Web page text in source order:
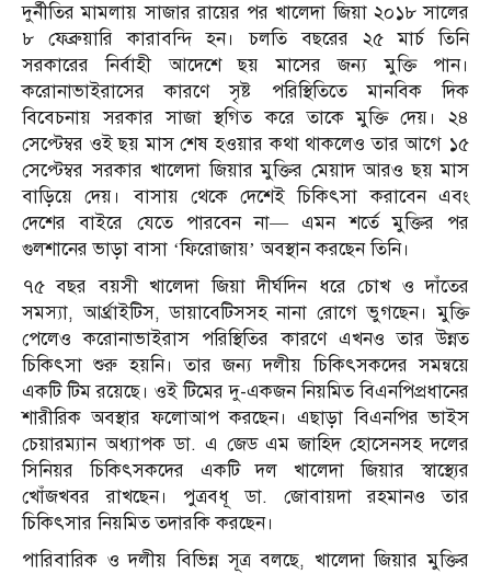
দুর্নীতির মামলায় সাজার রায়ের পর খালেদা জিয়া ২০১৮ সালের
৮ ফেব্রুয়ারি কারাবন্দি হন। চলতি বছরের ২৫ মার্চ তিনি
সরকারের নির্বাহী আদেশে ছয় মাসের জন্য মুক্তি পান।
করোনাভাইরাসের কারণে সৃষ্ট পরিস্থিতিতে মানবিক দিক
বিবেচনায় সরকার সাজা স্থগিত করে তাকে মুক্তি দেয়। ২৪
সেপ্টেম্বর ওই ছয় মাস শেষ হওয়ার কথা থাকলেও তার আগে ১৫
সেপ্টেম্বর সরকার খালেদা জিয়ার মুক্তির মেয়াদ আরও ছয় মাস
বাড়িয়ে দেয়। বাসায় থেকে দেশেই চিকিৎসা করাবেন এবং
দেশের বাইরে যেতে পারবেন না— এমন শর্তে মুক্তির পর
গুলশানের ভাড়া বাসা ‘ফিরোজায়’ অবস্থান করছেন তিনি।
৭৫ বছর বয়সী খালেদা জিয়া দীর্ঘদিন ধরে চোখ ও দাঁতের
সমস্যা, আর্থ্রাইটিস, ডায়াবেটিসসহ নানা রোগে ভুগছেন। মুক্তি
পেলেও করোনাভাইরাস পরিস্থিতির কারণে এখনও তার উন্নত
চিকিৎসা শুরু হয়নি। তার জন্য দলীয় চিকিৎসকদের সমন্বয়ে
একটি টিম রয়েছে। ওই টিমের দু-একজন নিয়মিত বিএনপিপ্রধানের
শারীরিক অবস্থার ফলোআপ করছেন। এছাড়া বিএনপির ভাইস
চেয়ারম্যান অধ্যাপক ডা. এ জেড এম জাহিদ হোসেনসহ দলের
সিনিয়র চিকিৎসকদের একটি দল খালেদা জিয়ার স্বাস্থ্যের
খোঁজখবর রাখছেন। পুত্রবধূ ডা. জোবায়দা রহমানও তার
চিকিৎসার নিয়মিত তদারকি করছেন।
পারিবারিক ও দলীয় বিভিন্ন সূত্র বলছে, খালেদা জিয়ার মুক্তির